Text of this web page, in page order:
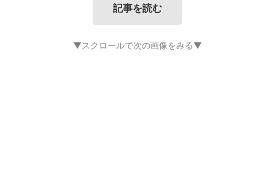
記事を読む
▼スクロールで次の画像をみる▼